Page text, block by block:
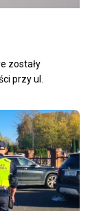
zostały
przy ul.